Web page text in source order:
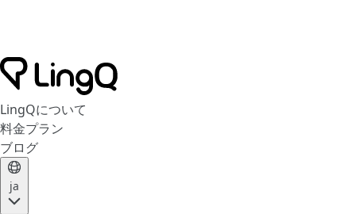
LingQについて
料金プラン
ブログ
ja